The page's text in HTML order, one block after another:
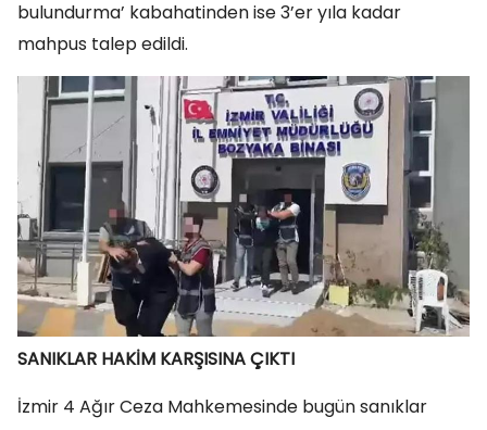
bulundurma’ kabahatinden ise 3’er yıla kadar
mahpus talep edildi.
SANIKLAR HAKİM KARŞISINA ÇIKTI
İzmir 4 Ağır Ceza Mahkemesinde bugün sanıklar